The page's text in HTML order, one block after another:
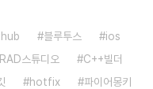
블루투스
ios
RAD스튜디오
C++빌더
hotfix
파이어몽키